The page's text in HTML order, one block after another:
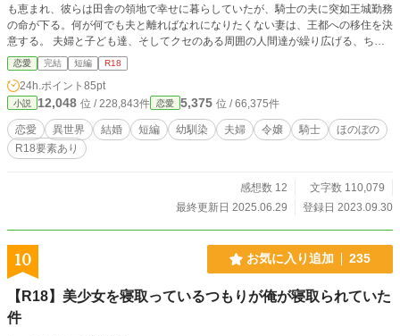
も恵まれ、彼らは田舎の領地で幸せに暮らしていたが、騎士の夫に突如王城勤務
の命が下る。何が何でも夫と離ればなれになりたくない妻は、王都への移住を決
意する。 夫婦と子ども達、そしてクセのある周囲の人間達が繰り広げる、ちょ
っと生々しくて不合理で、でも愛は溢れている！？日々の物語。 ◆SS集です。
(1話完結のエピソードもあれば、複数話跨ぐこともあり。エピソードの終わりに
は＜完＞つきます) ◆R回には※あり。 ◆他サイトに掲載していたものを再編集
しました。
恋愛 完結 短編 R18
24h.ポイント 85pt
小説 12,048 位 / 228,843件 恋愛 5,375 位 / 66,375件
恋愛 異世界 結婚 短編 幼馴染 夫婦 令嬢 騎士
ほのぼの
R18要素あり
感想数 12
文字数 110,079
最終更新日 2025.06.29
登録日 2023.09.30
10 お気に入り追加 235
【R18】美少女を寝取っているつもりが俺が寝取られていた
件